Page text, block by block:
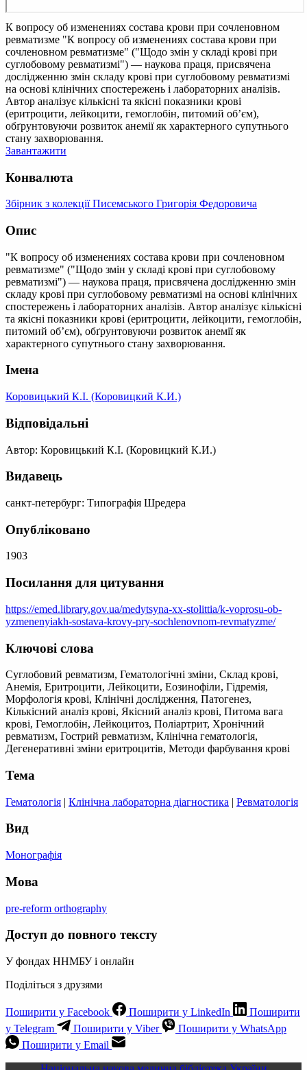
К вопросу об изменениях состава крови при сочленовном
ревматизме "К вопросу об изменениях состава крови при
сочленовном ревматизме" ("Щодо змін у складі крові при
суглобовому ревматизмі") — наукова праця, присвячена
дослідженню змін складу крові при суглобовому ревматизмі
на основі клінічних спостережень і лабораторних аналізів.
Автор аналізує кількісні та якісні показники крові
(еритроцити, лейкоцити, гемоглобін, питомий об’єм),
обґрунтовуючи розвиток анемії як характерного супутнього
стану захворювання.
Завантажити
Конвалюта
Збірник з колекції Писемського Григорія Федоровича
Опис
"К вопросу об изменениях состава крови при сочленовном
ревматизме" ("Щодо змін у складі крові при суглобовому
ревматизмі") — наукова праця, присвячена дослідженню змін
складу крові при суглобовому ревматизмі на основі клінічних
спостережень і лабораторних аналізів. Автор аналізує кількісні
та якісні показники крові (еритроцити, лейкоцити, гемоглобін,
питомий об’єм), обґрунтовуючи розвиток анемії як
характерного супутнього стану захворювання.
Імена
Коровицький К.І. (Коровицкий К.И.)
Відповідальні
Автор: Коровицький К.І. (Коровицкий К.И.)
Видавець
санкт-петербург: Типографія Шредера
Опубліковано
1903
Посилання для цитування
https://emed.library.gov.ua/medytsyna-xx-stolittia/k-voprosu-ob-
yzmenenyiakh-sostava-krovy-pry-sochlenovnom-revmatyzme/
Ключові слова
Суглобовий ревматизм, Гематологічні зміни, Склад крові,
Анемія, Еритроцити, Лейкоцити, Еозинофіли, Гідремія,
Морфологія крові, Клінічні дослідження, Патогенез,
Кількісний аналіз крові, Якісний аналіз крові, Питома вага
крові, Гемоглобін, Лейкоцитоз, Поліартрит, Хронічний
ревматизм, Гострий ревматизм, Клінічна гематологія,
Дегенеративні зміни еритроцитів, Методи фарбування крові
Тема
Гематологія | Клінічна лабораторна діагностика | Ревматологія
Вид
Монографія
Мова
pre-reform orthography
Доступ до повного тексту
У фондах ННМБУ і онлайн
Поділіться з друзями
Поширити у Facebook Поширити у LinkedIn
Поширити
у Telegram
Поширити у Viber
Поширити у WhatsApp
Поширити у Email